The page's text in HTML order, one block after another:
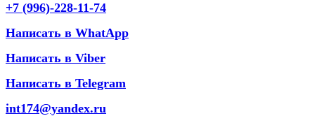
+7 (996)-228-11-74
Написать в WhatApp
Написать в Viber
Написать в Telegram
int174@yandex.ru